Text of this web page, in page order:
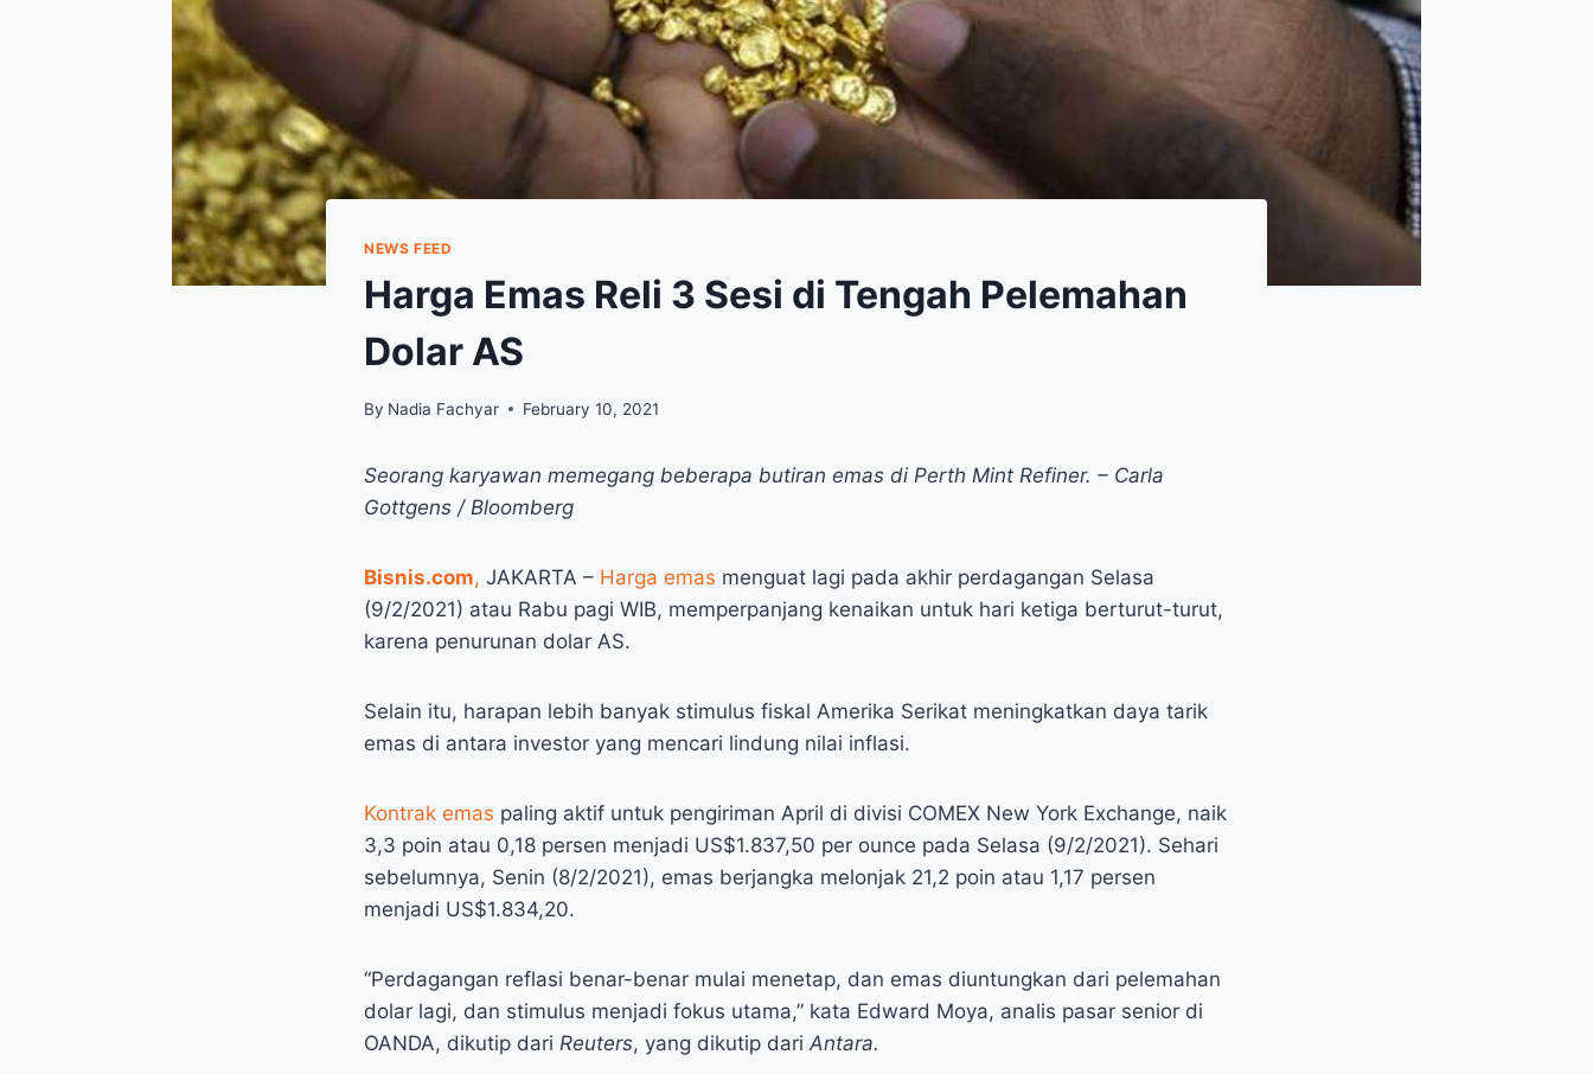
NEWS FEED
Harga Emas Reli 3 Sesi di Tengah Pelemahan
Dolar AS
By Nadia Fachyar February 10, 2021
Seorang karyawan memegang beberapa butiran emas di Perth Mint Refiner. – Carla
Gottgens / Bloomberg
Bisnis.com, JAKARTA – Harga emas menguat lagi pada akhir perdagangan Selasa
(9/2/2021) atau Rabu pagi WIB, memperpanjang kenaikan untuk hari ketiga berturut-turut,
karena penurunan dolar AS.
Selain itu, harapan lebih banyak stimulus fiskal Amerika Serikat meningkatkan daya tarik
emas di antara investor yang mencari lindung nilai inflasi.
Kontrak emas paling aktif untuk pengiriman April di divisi COMEX New York Exchange, naik
3,3 poin atau 0,18 persen menjadi US$1.837,50 per ounce pada Selasa (9/2/2021). Sehari
sebelumnya, Senin (8/2/2021), emas berjangka melonjak 21,2 poin atau 1,17 persen
menjadi US$1.834,20.
“Perdagangan reflasi benar-benar mulai menetap, dan emas diuntungkan dari pelemahan
dolar lagi, dan stimulus menjadi fokus utama,” kata Edward Moya, analis pasar senior di
OANDA, dikutip dari Reuters, yang dikutip dari Antara.